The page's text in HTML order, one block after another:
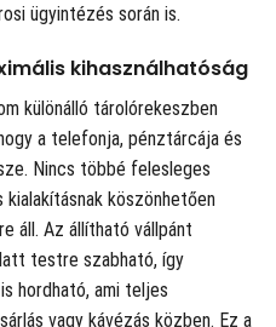
ügyintézés során is.
kihasználhatóság
különálló tárolórekeszben
a telefonja, pénztárcája és
Nincs többé felesleges
köszönhetően
áll. Az állítható vállpánt
testre szabható, így
hordható, ami teljes
vagy kávézás közben. Ez a